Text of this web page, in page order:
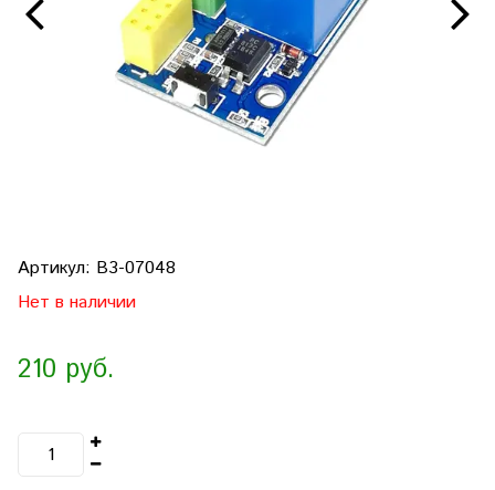
Артикул: B3-07048
Нет в наличии
210 руб.